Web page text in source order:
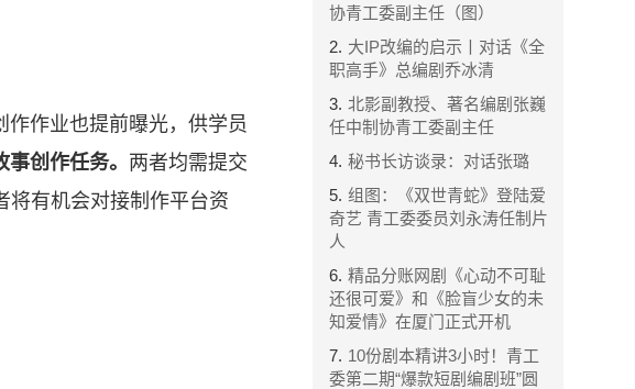
作业也提前曝光，供学员
创作任务。 两者均需提交
将有机会对接制作平台资
协青工委副主任（图）
2. 大IP改编的启示丨对话《全
职高手》总编剧乔冰清
3. 北影副教授、著名编剧张巍
任中制协青工委副主任
4. 秘书长访谈录：对话张璐
5. 组图：《双世青蛇》登陆爱
奇艺 青工委委员刘永涛任制片
人
6. 精品分账网剧《心动不可耻
还很可爱》和《脸盲少女的未
知爱情》在厦门正式开机
7. 10份剧本精讲3小时！青工
委第二期“爆款短剧编剧班”圆